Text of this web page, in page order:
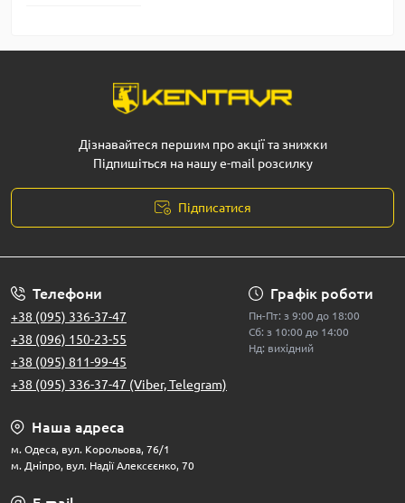
Дізнавайтеся першим про акції та знижки
Підпишіться на нашу e-mail розсилку
Підписатися
Телефони
+38 (095) 336-37-47
+38 (096) 150-23-55
+38 (095) 811-99-45
+38 (095) 336-37-47 (Viber, Telegram)
Графік роботи
Пн-Пт: з 9:00 до 18:00
Сб: з 10:00 до 14:00
Нд: вихідний
Наша адреса
м. Одеса, вул. Корольова, 76/1
м. Дніпро, вул. Надії Алексєєнко, 70